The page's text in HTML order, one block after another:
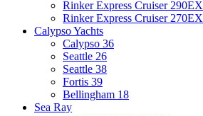
Rinker Express Cruiser 290EX
Rinker Express Cruiser 270EX
Calypso Yachts
Calypso 36
Seattle 26
Seattle 38
Fortis 39
Bellingham 18
Sea Ray